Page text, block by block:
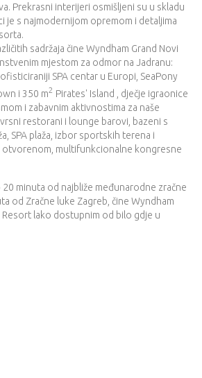
Prekrasni interijeri osmišljeni su u skladu
je s najmodernijom opremom i detaljima
sadržaja čine Wyndham Grand Novi
mjestom za odmor na Jadranu:
SPA centar u Europi, SeaPony
i 350 m2 Pirates' Island , dječje igraonice
i zabavnim aktivnostima za naše
restorani i lounge barovi, bazeni s
SPA plaža, izbor sportskih terena i
otvorenom, multifunkcionalne kongresne
20 minuta od najbliže međunarodne zračne
od Zračne luke Zagreb, čine Wyndham
lako dostupnim od bilo gdje u